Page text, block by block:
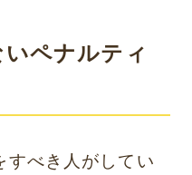
ペナルティ
すべき人がしてい